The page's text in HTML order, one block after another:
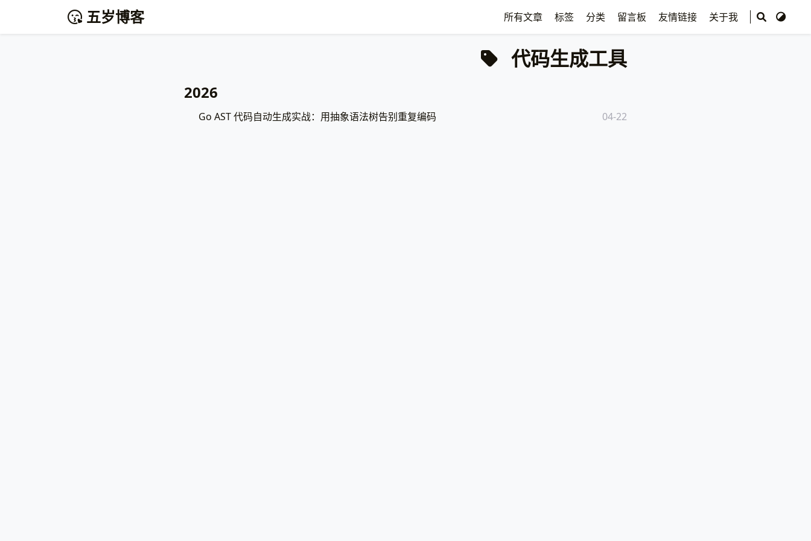
五岁博客 所有文章 标签 分类 留言板 友情链接 关于我
代码生成工具
2026
Go AST 代码自动生成实战：用抽象语法树告别重复编码 04-22